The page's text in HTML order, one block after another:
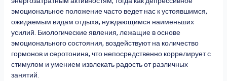
эмоциональное положение часто ведет нас к устоявшимся,
ожидаемым видам отдыха, нуждающимся наименьших
усилий. Биологические явления, лежащие в основе
эмоционального состояния, воздействуют на количество
гормонов и серотонина, что непосредственно коррелирует с
стимулом и умением извлекать радость от различных
занятий.